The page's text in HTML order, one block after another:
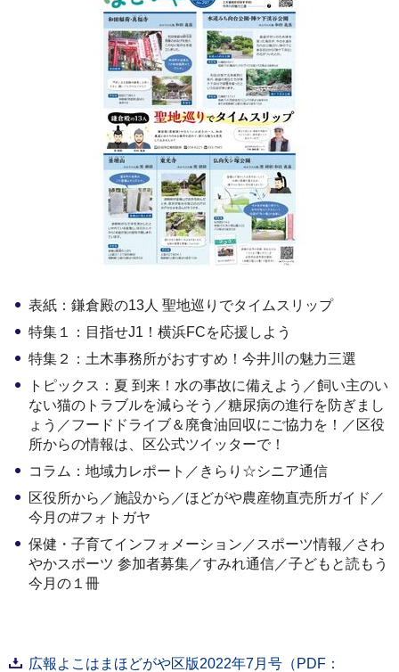
表紙：鎌倉殿の13人 聖地巡りでタイムスリップ
特集１：目指せJ1！横浜FCを応援しよう
特集２：土木事務所がおすすめ！今井川の魅力三選
トピックス：夏 到来！水の事故に備えよう／飼い主のい
ない猫のトラブルを減らそう／糖尿病の進行を防ぎまし
ょう／フードドライブ＆廃食油回収にご協力を！／区役
所からの情報は、区公式ツイッターで！
コラム：地域力レポート／きらり☆シニア通信
区役所から／施設から／ほどがや農産物直売所ガイド／
今月の#フォトガヤ
保健・子育てインフォメーション／スポーツ情報／さわ
やかスポーツ 参加者募集／すみれ通信／子どもと読もう
今月の１冊
広報よこはまほどがや区版2022年7月号（PDF：